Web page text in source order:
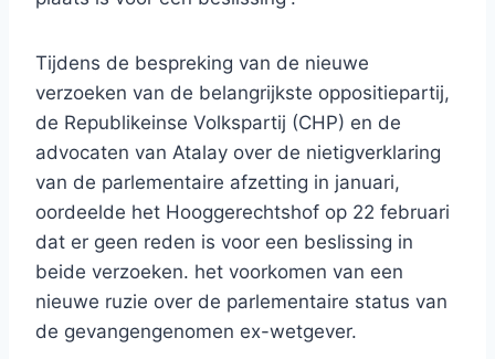
Tijdens de bespreking van de nieuwe
verzoeken van de belangrijkste oppositiepartij,
de Republikeinse Volkspartij (CHP) en de
advocaten van Atalay over de nietigverklaring
van de parlementaire afzetting in januari,
oordeelde het Hooggerechtshof op 22 februari
dat er geen reden is voor een beslissing in
beide verzoeken. het voorkomen van een
nieuwe ruzie over de parlementaire status van
de gevangengenomen ex-wetgever.